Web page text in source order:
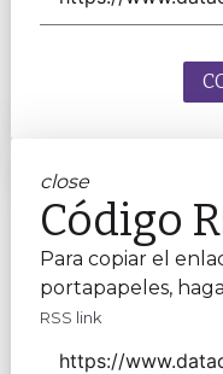
close
Código
Para copiar el
portapapeles,
RSS link